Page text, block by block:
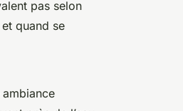
pas selon
quand se